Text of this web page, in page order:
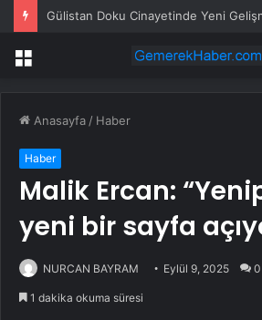
Gülistan Doku Cinayetinde Yeni
Menü
Anasayfa / Haber
Haber
Malik Ercan:
yeni bir sayfa
NURCAN BAYRAM Eylül 9, 2025 0
1 dakika okuma süresi